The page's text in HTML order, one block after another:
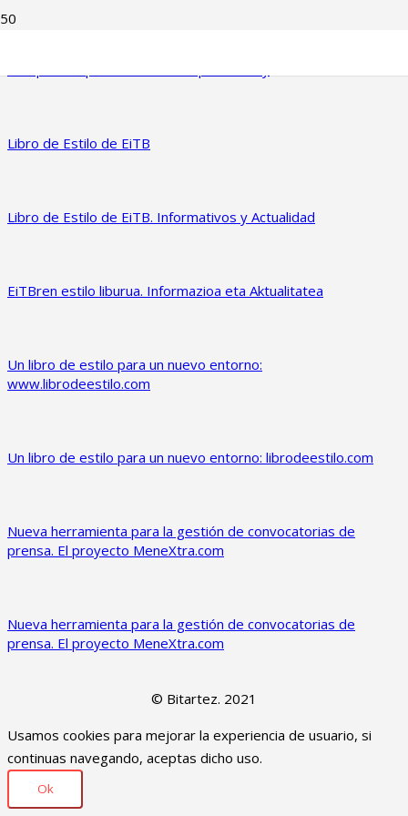
Libro de Estilo de EiTB
Libro de Estilo de EiTB. Informativos y Actualidad
EiTBren estilo liburua. Informazioa eta Aktualitatea
Un libro de estilo para un nuevo entorno:
www.librodeestilo.com
Un libro de estilo para un nuevo entorno: librodeestilo.com
Nueva herramienta para la gestión de convocatorias de
prensa. El proyecto MeneXtra.com
Nueva herramienta para la gestión de convocatorias de
prensa. El proyecto MeneXtra.com
© Bitartez. 2021
Usamos cookies para mejorar la experiencia de usuario, si
continuas navegando, aceptas dicho uso.
Ok